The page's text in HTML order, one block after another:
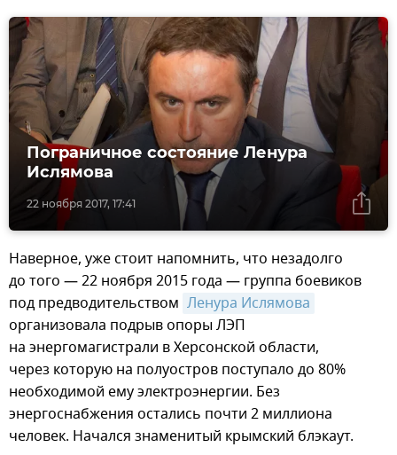
22 ноября 2017, 17:41
Пограничное состояние Ленура
Ислямова
Наверное, уже стоит напомнить, что незадолго
до того — 22 ноября 2015 года — группа боевиков
под предводительством Ленура Ислямова
организовала подрыв опоры ЛЭП
на энергомагистрали в Херсонской области,
через которую на полуостров поступало до 80%
необходимой ему электроэнергии. Без
энергоснабжения остались почти 2 миллиона
человек. Начался знаменитый крымский блэкаут.